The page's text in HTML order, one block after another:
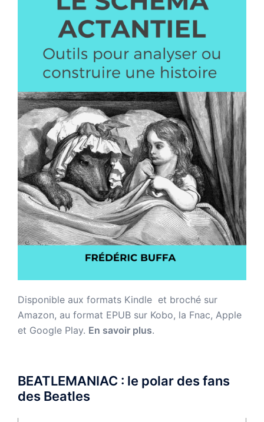
Disponible aux formats Kindle et broché sur
Amazon, au format EPUB sur Kobo, la Fnac, Apple
et Google Play. En savoir plus.
BEATLEMANIAC : le polar des fans
des Beatles